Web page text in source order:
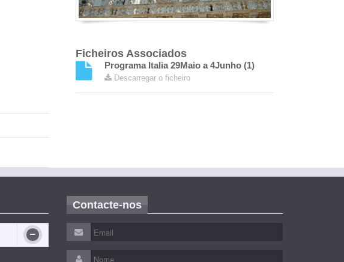
Ficheiros Associados
Programa Italia 29Maio a 4Junho (1)
Descarregar o ficheiro
Contacte-nos